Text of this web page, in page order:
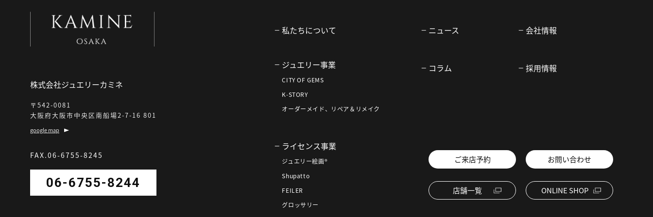
株式会社ジュエリーカミネ
〒542-0081
大阪府大阪市中央区南船場2-7-16 801
google map
FAX.06-6755-8245
06-6755-8244
私たちについて
ジュエリー事業
CITY OF GEMS
K-STORY
オーダーメイド、リペア＆リメイク
ライセンス事業
ジュエリー絵画®
Shupatto
FEILER
グロッサリー
ニュース
コラム
ご来店予約
店舗一覧
会社情報
採用情報
お問い合わせ
ONLINE SHOP